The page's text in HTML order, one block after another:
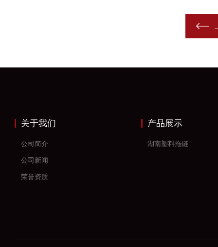
关于我们
公司简介
公司新闻
荣誉资质
产品展示
湖南塑料拖链